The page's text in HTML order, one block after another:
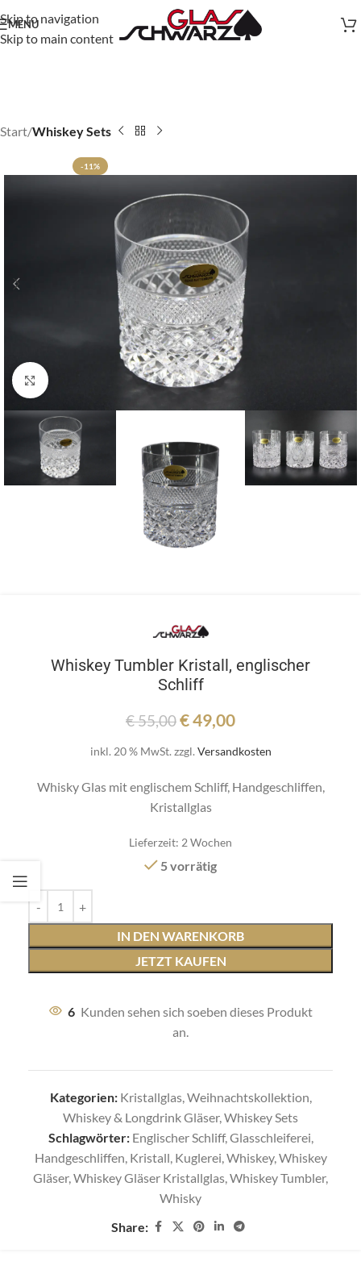
Skip to navigation
Skip to main content
MENU
Start Whiskey Sets
-11%
Zum vergrößern anklicken
Whiskey Tumbler Kristall, englischer
Schliff
€55,00€49,00
inkl. 20 % MwSt. zzgl. Versandkosten
Whisky Glas mit englischem Schliff, Handgeschliffen,
Kristallglas
Lieferzeit: 2 Wochen
5 vorrätig
IN DEN WARENKORB
JETZT KAUFEN
6 Kunden sehen sich soeben dieses Produkt
an.
Kategorien: Kristallglas,Weihnachtskollektion,
Whiskey & Longdrink Gläser,Whiskey Sets
Schlagwörter: Englischer Schliff,Glasschleiferei,
Handgeschliffen, Kristall, Kuglerei,Whiskey,Whiskey
Gläser,Whiskey Gläser Kristallglas,Whiskey Tumbler,
Whisky
Share: